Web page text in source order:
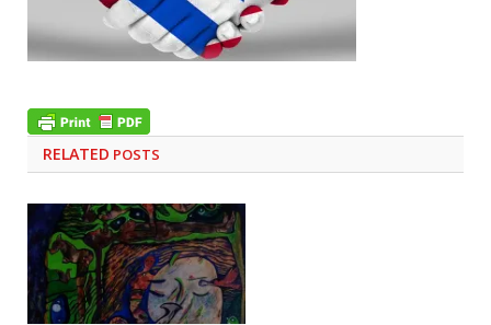
RELATED POSTS